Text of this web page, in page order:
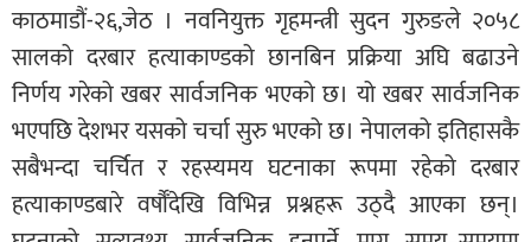
काठमाडौं-२६,जेठ । नवनियुक्त गृहमन्त्री सुदन गुरुङले २०५८
सालको दरबार हत्याकाण्डको छानबिन प्रक्रिया अघि बढाउने
निर्णय गरेको खबर सार्वजनिक भएको छ। यो खबर सार्वजनिक
भएपछि देशभर यसको चर्चा सुरु भएको छ। नेपालको इतिहासकै
सबैभन्दा चर्चित र रहस्यमय घटनाका रूपमा रहेको दरबार
हत्याकाण्डबारे वर्षौँदेखि विभिन्न प्रश्नहरू उठ्दै आएका छन्।